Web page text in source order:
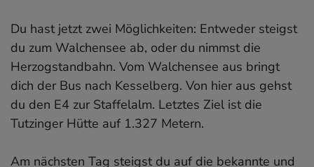
Du hast jetzt zwei Möglichkeiten: Entweder steigst
du zum Walchensee ab, oder du nimmst die
Herzogstandbahn. Vom Walchensee aus bringt
dich der Bus nach Kesselberg. Von hier aus gehst
du den E4 zur Staffelalm. Letztes Ziel ist die
Tutzinger Hütte auf 1.327 Metern.
Am nächsten Tag steigst du auf die bekannte und